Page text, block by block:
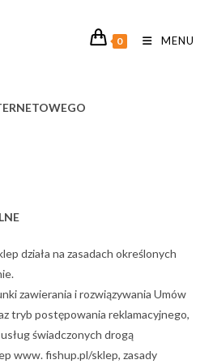
0 MENU
działa na zasadach określonych
zawierania i rozwiązywania Umów
tryb postępowania reklamacyjnego,
świadczonych drogą
www. fishup.pl/sklep, zasady